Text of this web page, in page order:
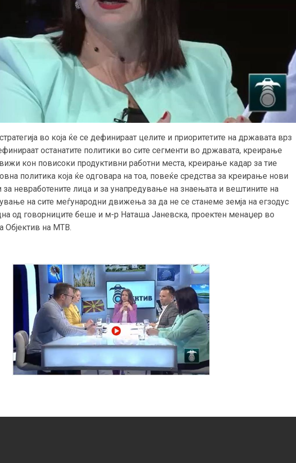
во која ќе се дефинираат целите и приоритетите на државата врз
останатите политики во сите сегменти во државата, креирање
кон повисоки продуктивни работни места, креирање кадар зa тие
политика која ќе одговара на тоа, повеќе средства за креирање нови
невработените лица и за унапредување на знаењата и вештините на
на сите меѓународни движења за да не се станеме земја на егзодус
од говорниците беше и м-р Наташа Јаневска, проектен менаџер во
Објектив на МТВ.